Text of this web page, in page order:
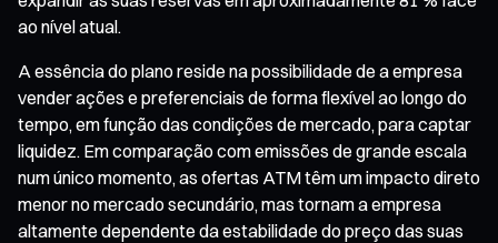
ao nível atual.
A essência do plano reside na possibilidade de a empresa
vender ações e preferenciais de forma flexível ao longo do
tempo, em função das condições de mercado, para captar
liquidez. Em comparação com emissões de grande escala
num único momento, as ofertas ATM têm um impacto direto
menor no mercado secundário, mas tornam a empresa
altamente dependente da estabilidade do preço das suas